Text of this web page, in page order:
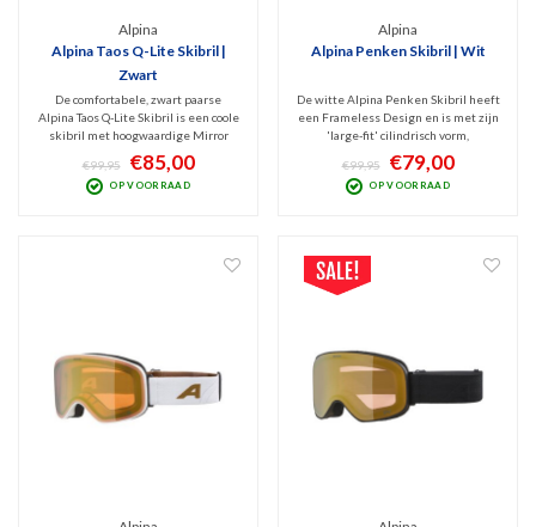
Alpina
Alpina Taos Q-Lite Skibril |
Zwart
De comfortabele, zwart paarse
Alpina Taos Q-Lite Skibril is een coole
skibril met hoogwaardige Mirror
Blue spiegellens (Cat. 2).
Uitstekende filtering van schadelijk
UV en infrarood met optimaal zicht
€99,95 €85,00
OP VOORRAAD
Alpina
Alpina Penken Skibril | Wit
De witte Alpina Penken Skibril heeft
een Frameless Design en is met zijn
'large-fit' cilindrisch vorm,
frameventilatie en spiegelende Cat.
3 lens een echte blikvanger. Dit
model geeft optimaal zicht bij zonnig
€99,95 €79,00
OP VOORRAAD